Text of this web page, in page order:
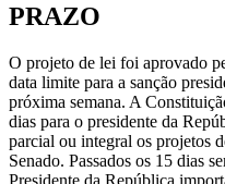
PRAZO
O projeto de lei foi aprovado
data limite para a sanção
próxima semana. A
dias para o presidente da
parcial ou integral os projetos
Senado. Passados os 15 dias
Presidente da República